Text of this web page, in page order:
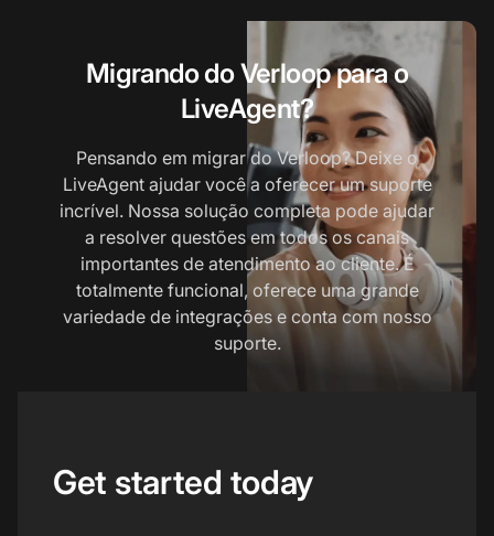
Migrando do Verloop para o
LiveAgent?
Pensando em migrar do Verloop? Deixe o
LiveAgent ajudar você a oferecer um suporte
incrível. Nossa solução completa pode ajudar
a resolver questões em todos os canais
importantes de atendimento ao cliente. É
totalmente funcional, oferece uma grande
variedade de integrações e conta com nosso
suporte.
Get started today